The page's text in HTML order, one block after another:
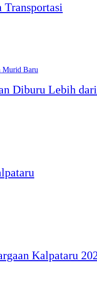
Transportasi
Diburu Lebih
Kalpataru